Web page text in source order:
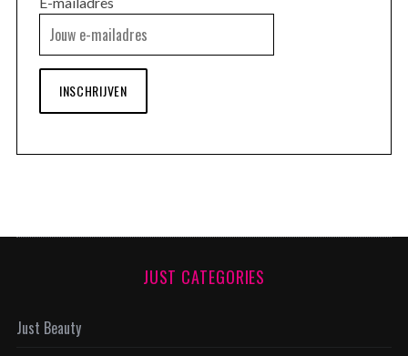
INSCHRIJVEN
JUST CATEGORIES
Just Beauty